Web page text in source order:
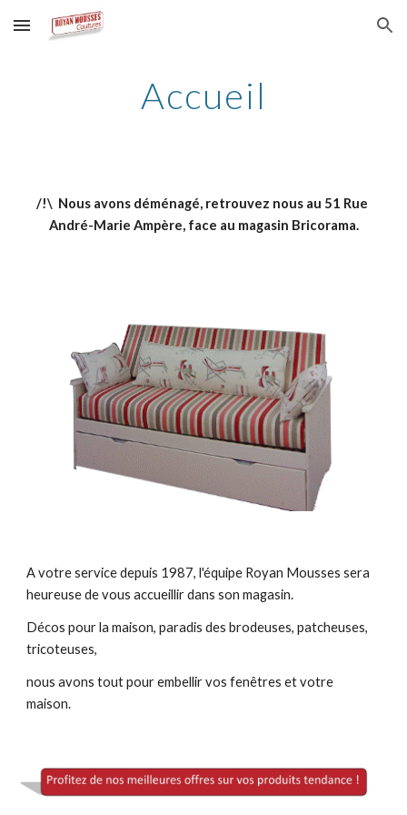
Skip to main content Skip to navigation
Accueil
/!\  Nous avons déménagé, retrouvez nous au 51 Rue
André-Marie Ampère, face au magasin Bricorama.
A votre service depuis 1987, l'équipe Royan Mousses sera
heureuse de vous accueillir dans son magasin.
Décos pour la maison, paradis des brodeuses, patcheuses,
tricoteuses,
nous avons tout pour embellir vos fenêtres et votre
maison.